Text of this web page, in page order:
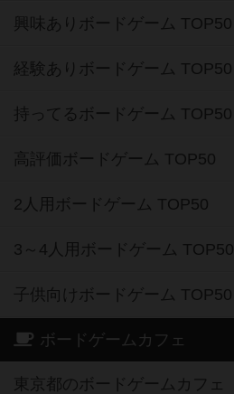
興味ありボードゲーム TOP50
経験ありボードゲーム TOP50
持ってるボードゲーム TOP50
高評価ボードゲーム TOP50
2人用ボードゲーム TOP50
3～4人用ボードゲーム TOP50
子供向けボードゲーム TOP50
ボードゲームカフェ
東京都のボードゲームカフェ